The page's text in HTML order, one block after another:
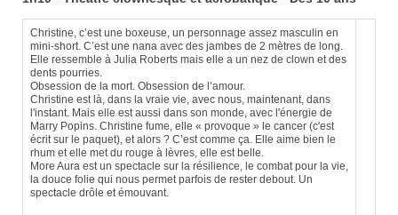
Christine, c’est une boxeuse, un personnage assez masculin en
mini-short. C’est une nana avec des jambes de 2 mètres de long.
Elle ressemble à Julia Roberts mais elle a un nez de clown et des
dents pourries.
Obsession de la mort. Obsession de l’amour.
Christine est là, dans la vraie vie, avec nous, maintenant, dans
l'instant. Mais elle est aussi dans son monde, avec l'énergie de
Marry Popins. Christine fume, elle « provoque » le cancer (c'est
écrit sur le paquet), et alors ? C’est comme ça. Elle aime bien le
rhum et elle met du rouge à lèvres, elle est belle.
More Aura est un spectacle sur la résilience, le combat pour la vie,
la douce folie qui nous permet parfois de rester debout. Un
spectacle drôle et émouvant.